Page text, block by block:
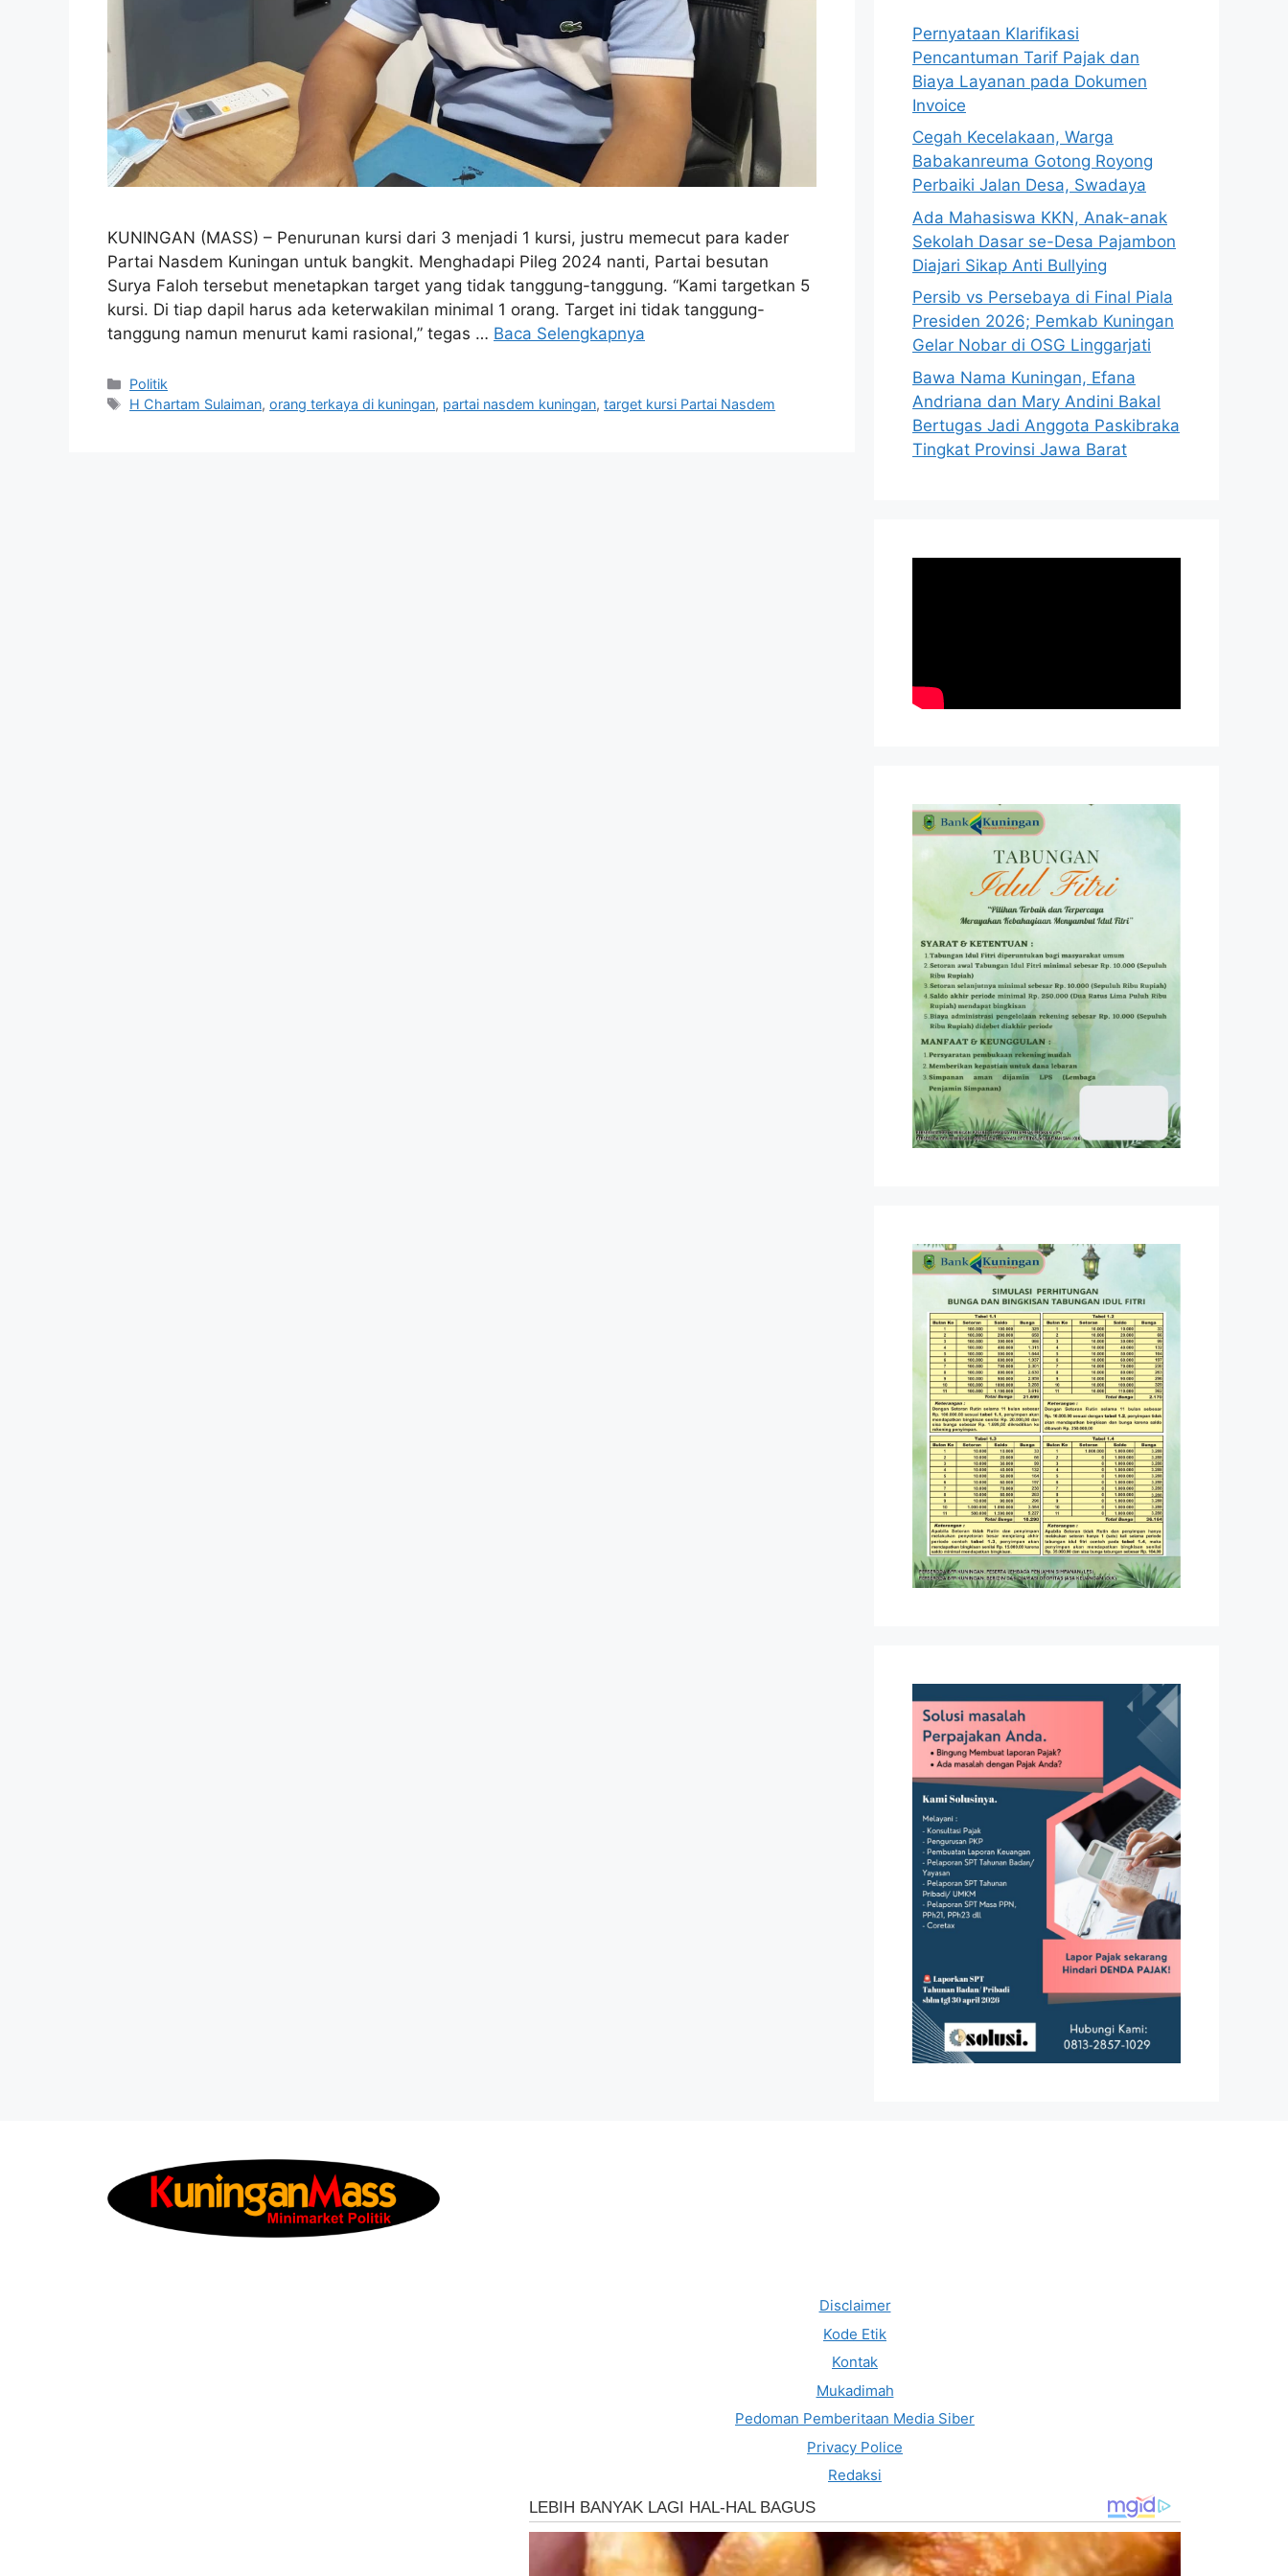
KUNINGAN (MASS) – Penurunan kursi dari 3 menjadi 1 kursi, justru memecut para kader
Partai Nasdem Kuningan untuk bangkit. Menghadapi Pileg 2024 nanti, Partai besutan
Surya Faloh tersebut menetapkan target yang tidak tanggung-tanggung. “Kami targetkan 5
kursi. Di tiap dapil harus ada keterwakilan minimal 1 orang. Target ini tidak tanggung-
tanggung namun menurut kami rasional,” tegas … Baca Selengkapnya
Kategori
Politik
Tag
H Chartam Sulaiman,orang terkaya di kuningan, partai nasdem kuningan,target kursi Partai Nasdem
Pernyataan Klarifikasi
Pencantuman Tarif Pajak dan
Biaya Layanan pada Dokumen
Invoice
Cegah Kecelakaan, Warga
Babakanreuma Gotong Royong
Perbaiki Jalan Desa, Swadaya
Ada Mahasiswa KKN, Anak-anak
Sekolah Dasar se-Desa Pajambon
Diajari Sikap Anti Bullying
Persib vs Persebaya di Final Piala
Presiden 2026; Pemkab Kuningan
Gelar Nobar di OSG Linggarjati
Bawa Nama Kuningan, Efana
Andriana dan Mary Andini Bakal
Bertugas Jadi Anggota Paskibraka
Tingkat Provinsi Jawa Barat
Disclaimer
Kode Etik
Kontak
Mukadimah
Pedoman Pemberitaan Media Siber
Privacy Police
Redaksi